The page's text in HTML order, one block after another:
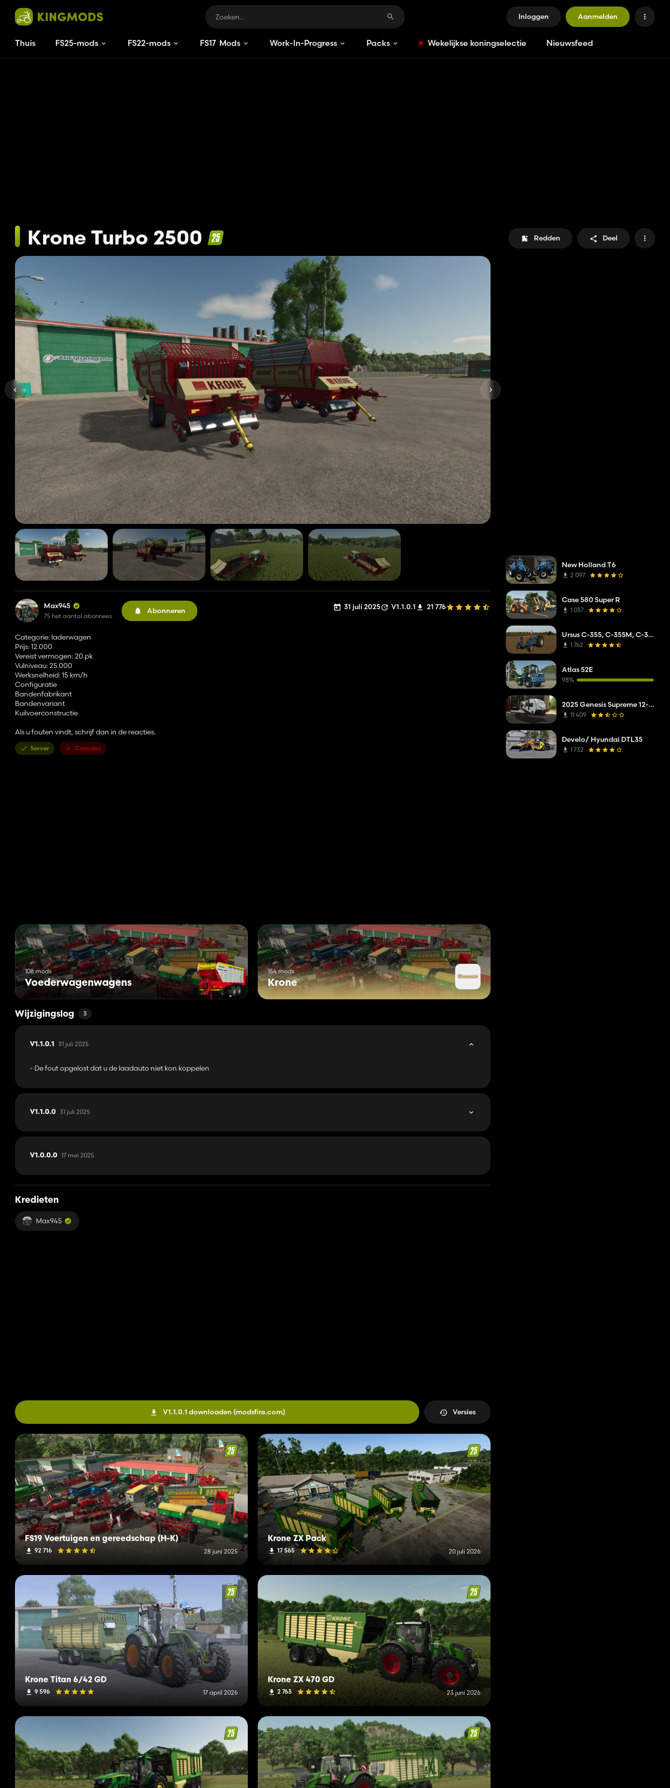
Inloggen Aanmelden
Thuis FS25-mods FS22-mods FS17 Mods Work-In-Progress Packs Wekelijkse koningselectie Nieuwsfeed
Krone Turbo 2500 Redden Deel
Max945
75 het aantal abonnees
Abonneren 31 juli 2025 V1.1.0.1 21 776
Categorie: laderwagen
Prijs: 12.000
Vereist vermogen: 20 pk
Vulniveau: 25.000
Werksnelheid: 15 km/h
Configuratie
Bandenfabrikant
Bandenvariant
Kuilvoerconstructie
Als u fouten vindt, schrijf dan in de reacties.
Server Consoles
108 mods
Voederwagenwagens
154 mods
Krone
Wijzigingslog 3
V1.1.0.1 31 juli 2025
- De fout opgelost dat u de laadauto niet kon koppelen
V1.1.0.0 31 juli 2025
V1.0.0.0 17 mei 2025
Kredieten
Max945
V1.1.0.1 downloaden (modsfire.com) Versies
FS19 Voertuigen en gereedschap (H-K)
92 716 28 juni 2025
Krone ZX Pack
17 565 20 juli 2026
Krone Titan 6/42 GD
9 596 17 april 2026
Krone ZX 470 GD
2 763 23 juni 2026
New Holland T6
2 097
Case 580 Super R
1 037
Ursus C-355, C-355M, C-360
1 762
Atlas 52E
98%
2025 Genesis Supreme 12-14.6RB Toy Hauler
11 409
Develo/ Hyundai DTL35
1 732